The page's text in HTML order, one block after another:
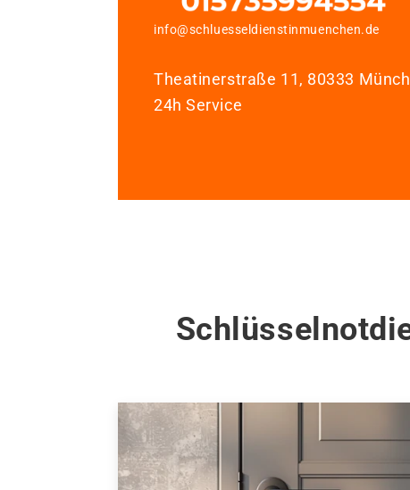
info@schluesseldienstinmuenchen.de
Theatinerstraße 11, 80333
24h Service